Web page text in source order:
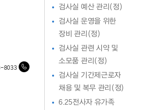
8033
검사실 예산 관리(정)
검사실 운영을 위한
장비 관리(정)
검사실 관련 시약 및
소모품 관리(정)
검사실 기간제근로자
채용 및 복무 관리(정)
6.25전사자 유가족